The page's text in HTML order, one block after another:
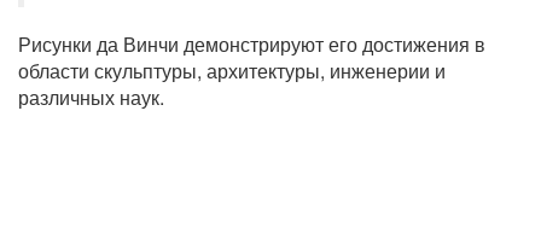
Рисунки да Винчи демонстрируют его достижения в
области скульптуры, архитектуры, инженерии и
различных наук.